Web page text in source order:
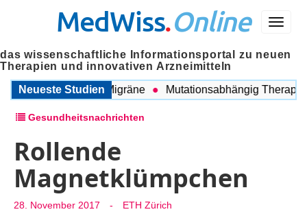
Menü
MedWiss.Online
das wissenschaftliche Informationsportal zu neuen
Therapien und innovativen Arzneimitteln
Neueste Studien
COPD und Migräne Mutationsabhängig Therapie
Gesundheitsnachrichten
Rollende
Magnetklümpchen
28. November 2017 -
ETH Zürich